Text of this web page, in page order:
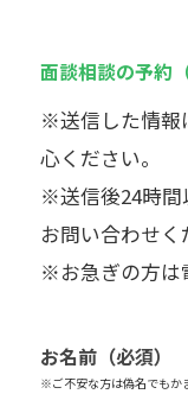
面談相談の予約
※送信した情報
心ください。
※送信後24時間
お問い合わせく
※お急ぎの方は
お名前 （必須）
※ご不安な方は偽名でもか